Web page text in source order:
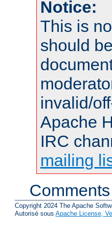
Notice:
This is
should
invalid/
Apache
IRC
mailing
Copyright 2024 The Apache
Autorisé sous Apache License,